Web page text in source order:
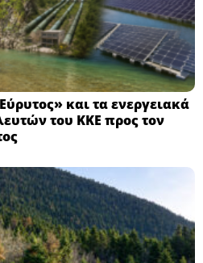
και τα ενεργειακά
του ΚΚΕ προς τον